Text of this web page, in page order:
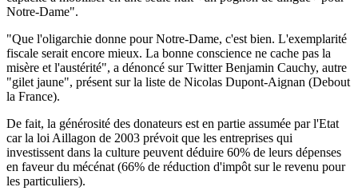
Notre-Dame".
"Que l'oligarchie donne pour Notre-Dame, c'est bien. L'exemplarité
fiscale serait encore mieux. La bonne conscience ne cache pas la
misère et l'austérité", a dénoncé sur Twitter Benjamin Cauchy, autre
"gilet jaune", présent sur la liste de Nicolas Dupont-Aignan (Debout
la France).
De fait, la générosité des donateurs est en partie assumée par l'Etat
car la loi Aillagon de 2003 prévoit que les entreprises qui
investissent dans la culture peuvent déduire 60% de leurs dépenses
en faveur du mécénat (66% de réduction d'impôt sur le revenu pour
les particuliers).